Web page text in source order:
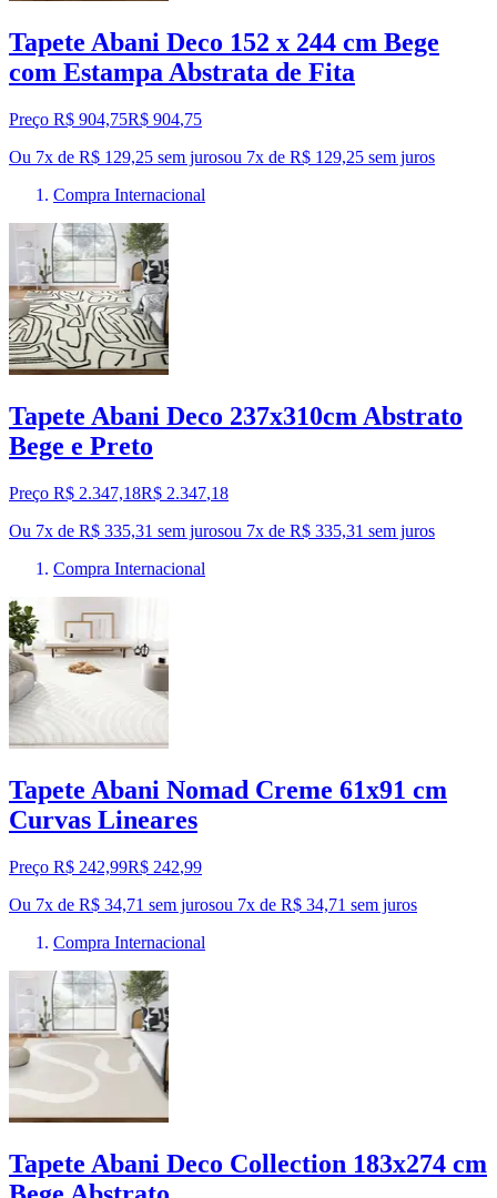
Tapete Abani Deco 152 x 244 cm Bege
com Estampa Abstrata de Fita
Preço R$ 904,75R$ 904,75
Ou 7x de R$ 129,25 sem jurosou 7x de R$ 129,25 sem juros
Compra Internacional
Tapete Abani Deco 237x310cm Abstrato
Bege e Preto
Preço R$ 2.347,18R$ 2.347,18
Ou 7x de R$ 335,31 sem jurosou 7x de R$ 335,31 sem juros
Compra Internacional
Tapete Abani Nomad Creme 61x91 cm
Curvas Lineares
Preço R$ 242,99R$ 242,99
Ou 7x de R$ 34,71 sem jurosou 7x de R$ 34,71 sem juros
Compra Internacional
Tapete Abani Deco Collection 183x274 cm